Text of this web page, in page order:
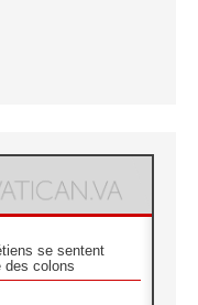
se sentent
des colons